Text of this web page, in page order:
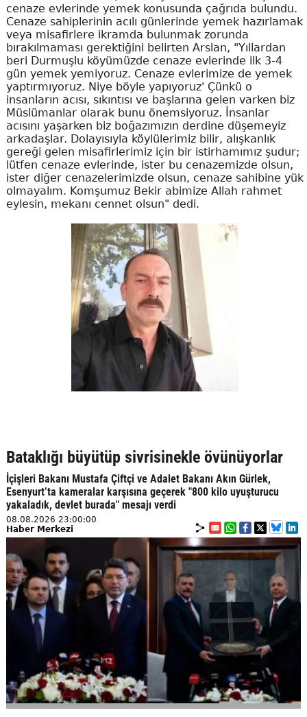
cenaze evlerinde yemek konusunda çağrıda bulundu.
Cenaze sahiplerinin acılı günlerinde yemek hazırlamak
veya misafirlere ikramda bulunmak zorunda
bırakılmaması gerektiğini belirten Arslan, "Yıllardan
beri Durmuşlu köyümüzde cenaze evlerinde ilk 3-4
gün yemek yemiyoruz. Cenaze evlerimize de yemek
yaptırmıyoruz. Niye böyle yapıyoruz' Çünkü o
insanların acısı, sıkıntısı ve başlarına gelen varken biz
Müslümanlar olarak bunu önemsiyoruz. İnsanlar
acısını yaşarken biz boğazımızın derdine düşemeyiz
arkadaşlar. Dolayısıyla köylülerimiz bilir, alışkanlık
gereği gelen misafirlerimiz için bir istirhamımız şudur;
lütfen cenaze evlerinde, ister bu cenazemizde olsun,
ister diğer cenazelerimizde olsun, cenaze sahibine yük
olmayalım. Komşumuz Bekir abimize Allah rahmet
eylesin, mekanı cennet olsun" dedi.
Bataklığı büyütüp sivrisinekle övünüyorlar
İçişleri Bakanı Mustafa Çiftçi ve Adalet Bakanı Akın Gürlek,
Esenyurt’ta kameralar karşısına geçerek "800 kilo uyuşturucu
yakaladık, devlet burada" mesajı verdi
08.08.2026 23:00:00
Haber Merkezi